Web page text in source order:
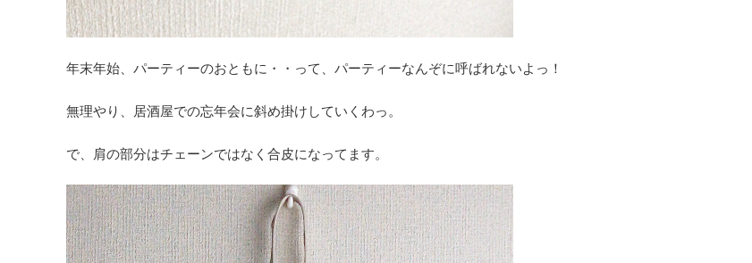
年末年始、パーティーのおともに・・って、パーティーなんぞに呼ばれないよっ！
無理やり、居酒屋での忘年会に斜め掛けしていくわっ。
で、肩の部分はチェーンではなく合皮になってます。